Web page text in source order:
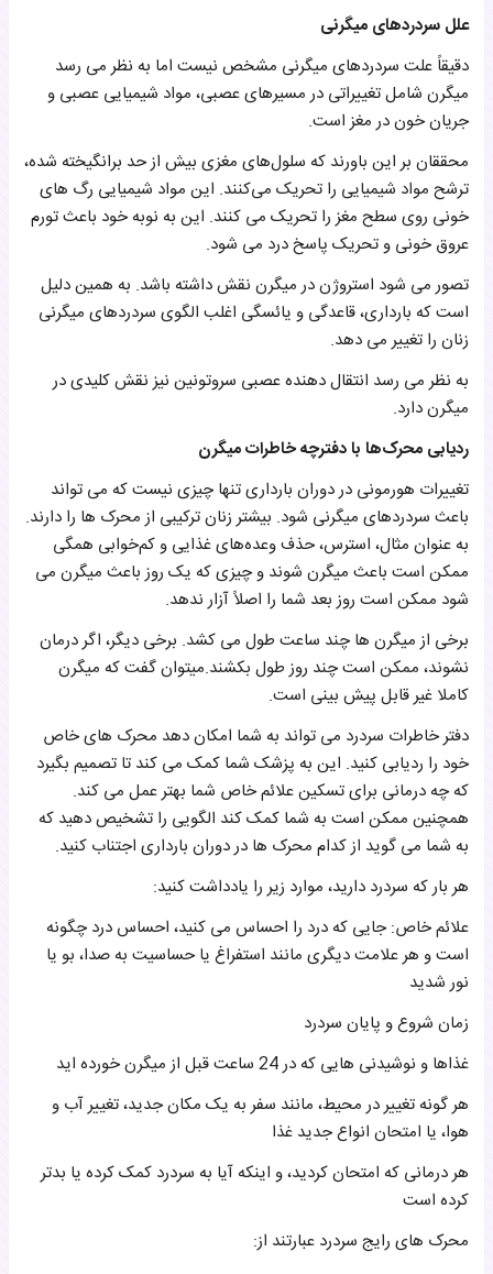
علل سردردهای میگرنی
دقیقاً علت سردردهای میگرنی مشخص نیست اما به نظر می رسد
میگرن شامل تغییراتی در مسیرهای عصبی، مواد شیمیایی عصبی و
جریان خون در مغز است.
محققان بر این باورند که سلول‌های مغزی بیش از حد برانگیخته شده،
ترشح مواد شیمیایی را تحریک می‌کنند. این مواد شیمیایی رگ های
خونی روی سطح مغز را تحریک می کنند. این به نوبه خود باعث تورم
عروق خونی و تحریک پاسخ درد می شود.
تصور می شود استروژن در میگرن نقش داشته باشد. به همین دلیل
است که بارداری، قاعدگی و یائسگی اغلب الگوی سردردهای میگرنی
زنان را تغییر می دهد.
به نظر می رسد انتقال دهنده عصبی سروتونین نیز نقش کلیدی در
میگرن دارد.
ردیابی محرک‌ها با دفترچه خاطرات میگرن
تغییرات هورمونی در دوران بارداری تنها چیزی نیست که می تواند
باعث سردردهای میگرنی شود. بیشتر زنان ترکیبی از محرک ها را دارند.
به عنوان مثال، استرس، حذف وعده‌های غذایی و کم‌خوابی همگی
ممکن است باعث میگرن شوند و چیزی که یک روز باعث میگرن می
شود ممکن است روز بعد شما را اصلاً آزار ندهد.
برخی از میگرن ها چند ساعت طول می کشد. برخی دیگر، اگر درمان
نشوند، ممکن است چند روز طول بکشند.میتوان گفت که میگرن
کاملا غیر قابل پیش بینی است.
دفتر خاطرات سردرد می تواند به شما امکان دهد محرک های خاص
خود را ردیابی کنید. این به پزشک شما کمک می کند تا تصمیم بگیرد
که چه درمانی برای تسکین علائم خاص شما بهتر عمل می کند.
همچنین ممکن است به شما کمک کند الگویی را تشخیص دهید که
به شما می گوید از کدام محرک ها در دوران بارداری اجتناب کنید.
هر بار که سردرد دارید، موارد زیر را یادداشت کنید:
علائم خاص: جایی که درد را احساس می کنید، احساس درد چگونه
است و هر علامت دیگری مانند استفراغ یا حساسیت به صدا، بو یا
نور شدید
زمان شروع و پایان سردرد
غذاها و نوشیدنی هایی که در 24 ساعت قبل از میگرن خورده اید
هر گونه تغییر در محیط، مانند سفر به یک مکان جدید، تغییر آب و
هوا، یا امتحان انواع جدید غذا
هر درمانی که امتحان کردید، و اینکه آیا به سردرد کمک کرده یا بدتر
کرده است
محرک های رایج سردرد عبارتند از: